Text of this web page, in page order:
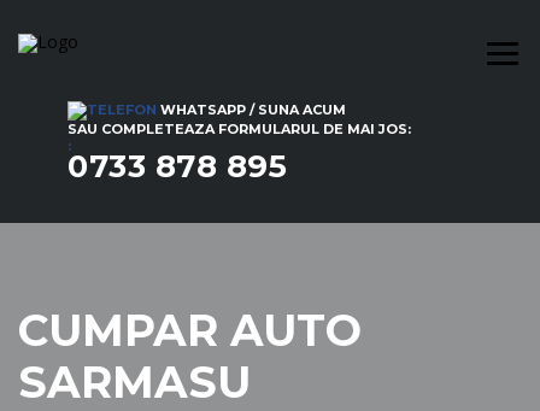
WHATSAPP / SUNA ACUM
SAU COMPLETEAZA FORMULARUL DE MAI JOS:
:
0733 878 895
CUMPAR AUTO
SARMASU